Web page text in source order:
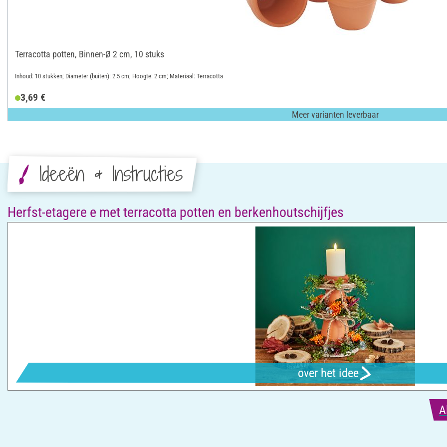
Terracotta potten, Binnen-Ø 2 cm, 10 stuks
Inhoud: 10 stukken; Diameter (buiten): 2.5 cm; Hoogte: 2 cm; Materiaal: Terracotta
3,69 €
Meer varianten leverbaar
Ideeën & Instructies
Herfst-etagere e met terracotta potten en berkenhoutschijfjes
over het idee